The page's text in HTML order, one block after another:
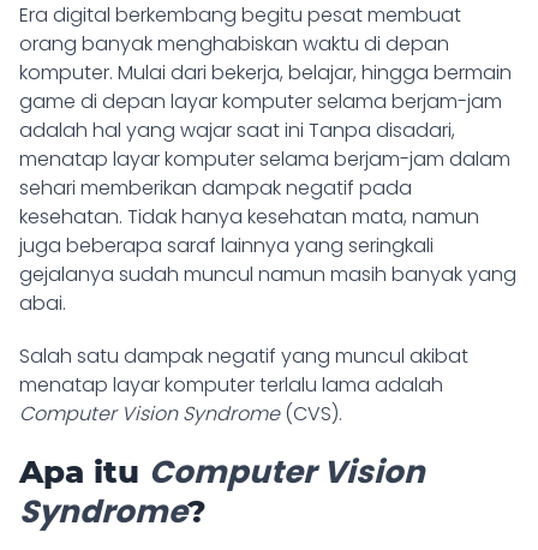
Era digital berkembang begitu pesat membuat
orang banyak menghabiskan waktu di depan
komputer. Mulai dari bekerja, belajar, hingga bermain
game di depan layar komputer selama berjam-jam
adalah hal yang wajar saat ini Tanpa disadari,
menatap layar komputer selama berjam-jam dalam
sehari memberikan dampak negatif pada
kesehatan. Tidak hanya kesehatan mata, namun
juga beberapa saraf lainnya yang seringkali
gejalanya sudah muncul namun masih banyak yang
abai.
Salah satu dampak negatif yang muncul akibat
menatap layar komputer terlalu lama adalah
Computer Vision Syndrome(CVS).
Apa itu Computer Vision
Syndrome?